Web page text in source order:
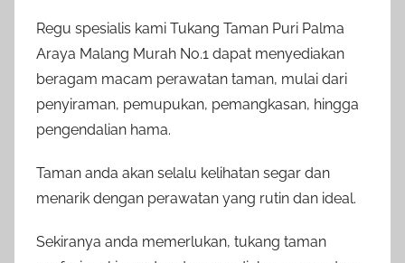
Regu spesialis kami Tukang Taman Puri Palma
Araya Malang Murah No.1 dapat menyediakan
beragam macam perawatan taman, mulai dari
penyiraman, pemupukan, pemangkasan, hingga
pengendalian hama.
Taman anda akan selalu kelihatan segar dan
menarik dengan perawatan yang rutin dan ideal.
Sekiranya anda memerlukan, tukang taman